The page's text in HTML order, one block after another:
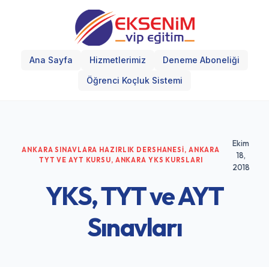
Ana Sayfa Hizmetlerimiz
Deneme Aboneliği
Öğrenci Koçluk Sistemi
ANKARA SINAVLARA HAZIRLIK DERSHANESI, ANKARA
TYT VE AYT KURSU, ANKARA YKS KURSLARI
Ekim
18,
2018
YKS, TYT ve AYT
Sınavları